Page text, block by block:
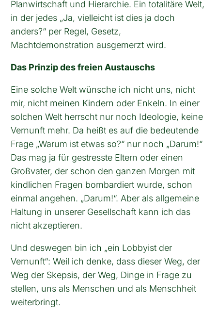
Planwirtschaft und Hierarchie. Ein totalitäre Welt,
in der jedes „Ja, vielleicht ist dies ja doch
anders?“ per Regel, Gesetz,
Machtdemonstration ausgemerzt wird.
Das Prinzip des freien Austauschs
Eine solche Welt wünsche ich nicht uns, nicht
mir, nicht meinen Kindern oder Enkeln. In einer
solchen Welt herrscht nur noch Ideologie, keine
Vernunft mehr. Da heißt es auf die bedeutende
Frage „Warum ist etwas so?“ nur noch „Darum!“
Das mag ja für gestresste Eltern oder einen
Großvater, der schon den ganzen Morgen mit
kindlichen Fragen bombardiert wurde, schon
einmal angehen. „Darum!“. Aber als allgemeine
Haltung in unserer Gesellschaft kann ich das
nicht akzeptieren.
Und deswegen bin ich „ein Lobbyist der
Vernunft“: Weil ich denke, dass dieser Weg, der
Weg der Skepsis, der Weg, Dinge in Frage zu
stellen, uns als Menschen und als Menschheit
weiterbringt.